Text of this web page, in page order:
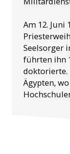
Am 12. Juni
Seelsorger
führten ihn
doktorierte.
Ägypten,